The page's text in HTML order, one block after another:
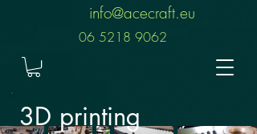
info@acecraft.eu
06 5218 9062
3D printing